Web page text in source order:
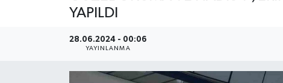
YAPILDI
28.06.2024 - 00:06
YAYINLANMA